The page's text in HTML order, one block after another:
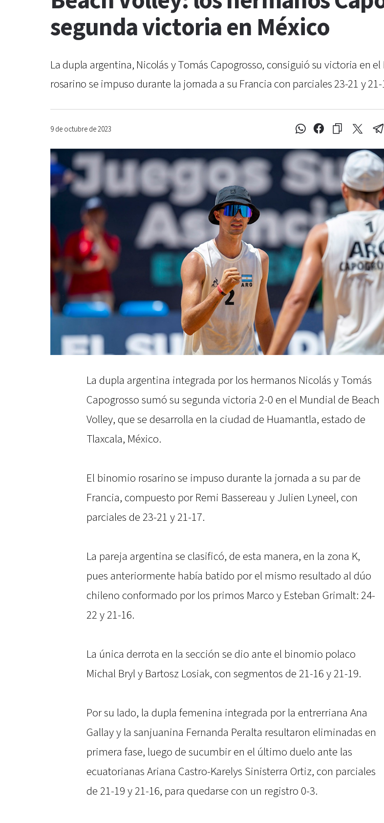
segunda victoria en México
La dupla argentina, Nicolás y Tomás Capogrosso, consiguió su victoria en
rosarino se impuso durante la jornada a su Francia con parciales 23-21 y 21-
9 de octubre de 2023
La dupla argentina integrada por los hermanos Nicolás y Tomás
Capogrosso sumó su segunda victoria 2-0 en el Mundial de Beach
Volley, que se desarrolla en la ciudad de Huamantla, estado de
Tlaxcala, México.
El binomio rosarino se impuso durante la jornada a su par de
Francia, compuesto por Remi Bassereau y Julien Lyneel, con
parciales de 23-21 y 21-17.
La pareja argentina se clasificó, de esta manera, en la zona K,
pues anteriormente había batido por el mismo resultado al dúo
chileno conformado por los primos Marco y Esteban Grimalt: 24-
22 y 21-16.
La única derrota en la sección se dio ante el binomio polaco
Michal Bryl y Bartosz Losiak, con segmentos de 21-16 y 21-19.
Por su lado, la dupla femenina integrada por la entrerriana Ana
Gallay y la sanjuanina Fernanda Peralta resultaron eliminadas en
primera fase, luego de sucumbir en el último duelo ante las
ecuatorianas Ariana Castro-Karelys Sinisterra Ortiz, con parciales
de 21-19 y 21-16, para quedarse con un registro 0-3.